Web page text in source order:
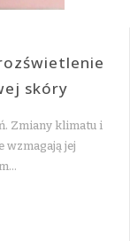
skóry
Zmiany klimatu i
wzmagają jej